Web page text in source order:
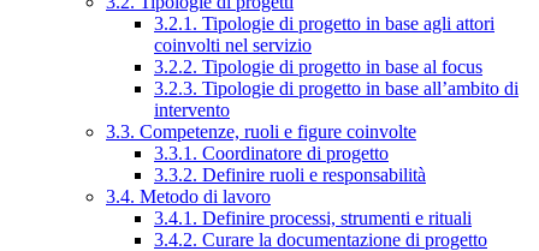
3.2.1. Tipologie di progetto in base agli attori
coinvolti nel servizio
3.2.2. Tipologie di progetto in base al focus
3.2.3. Tipologie di progetto in base all’ambito di
intervento
3.3. Competenze, ruoli e figure coinvolte
3.3.1. Coordinatore di progetto
3.3.2. Definire ruoli e responsabilità
3.4. Metodo di lavoro
3.4.1. Definire processi, strumenti e rituali
3.4.2. Curare la documentazione di progetto